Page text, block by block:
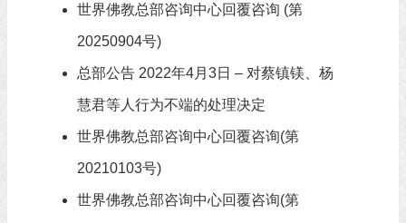
世界佛教总部咨询中心回覆咨询 (第
20250904号)
总部公告 2022年4月3日 – 对蔡镇镁、杨
慧君等人行为不端的处理决定
世界佛教总部咨询中心回覆咨询(第
20210103号)
世界佛教总部咨询中心回覆咨询(第